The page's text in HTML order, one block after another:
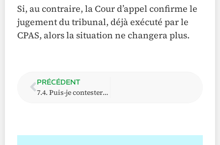
Si, au contraire, la Cour d’appel confirme le
jugement du tribunal, déjà exécuté par le
CPAS, alors la situation ne changera plus.
PRÉCÉDENT
7.4. Puis-je contester le jugement du tribunal du travail ?